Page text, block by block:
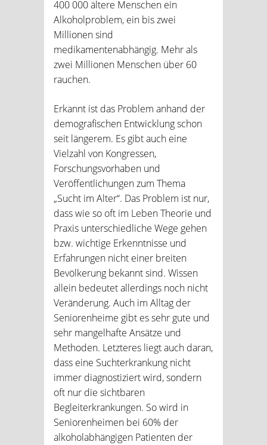
400 000 ältere Menschen ein
Alkoholproblem, ein bis zwei
Millionen sind
medikamentenabhängig. Mehr als
zwei Millionen Menschen über 60
rauchen.
Erkannt ist das Problem anhand der
demografischen Entwicklung schon
seit längerem. Es gibt auch eine
Vielzahl von Kongressen,
Forschungsvorhaben und
Veröffentlichungen zum Thema
„Sucht im Alter“. Das Problem ist nur,
dass wie so oft im Leben Theorie und
Praxis unterschiedliche Wege gehen
bzw. wichtige Erkenntnisse und
Erfahrungen nicht einer breiten
Bevölkerung bekannt sind. Wissen
allein bedeutet allerdings noch nicht
Veränderung. Auch im Alltag der
Seniorenheime gibt es sehr gute und
sehr mangelhafte Ansätze und
Methoden. Letzteres liegt auch daran,
dass eine Suchterkrankung nicht
immer diagnostiziert wird, sondern
oft nur die sichtbaren
Begleiterkrankungen. So wird in
Seniorenheimen bei 60% der
alkoholabhängigen Patienten der